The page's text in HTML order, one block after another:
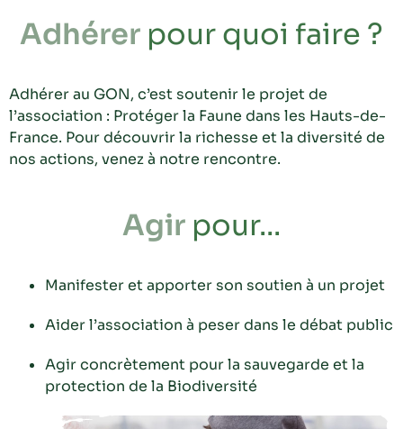
Adhérer pour quoi faire ?
Adhérer au GON, c’est soutenir le projet de
l’association : Protéger la Faune dans les Hauts-de-
France. Pour découvrir la richesse et la diversité de
nos actions, venez à notre rencontre.
Agir pour...
Manifester et apporter son soutien à un projet
Aider l’association à peser dans le débat public
Agir concrètement pour la sauvegarde et la
protection de la Biodiversité